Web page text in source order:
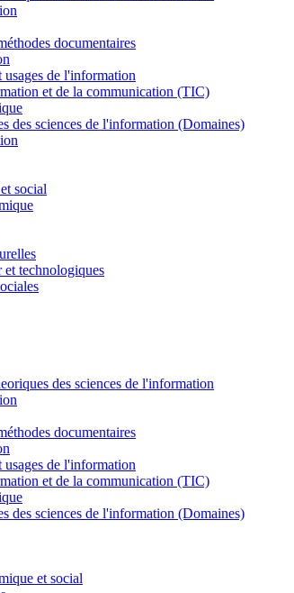
documentaires
de l'information
et de la communication (TIC)
des sciences de l'information (Domaines)
social
et technologiques
des sciences de l'information
documentaires
de l'information
et de la communication (TIC)
des sciences de l'information (Domaines)
et social